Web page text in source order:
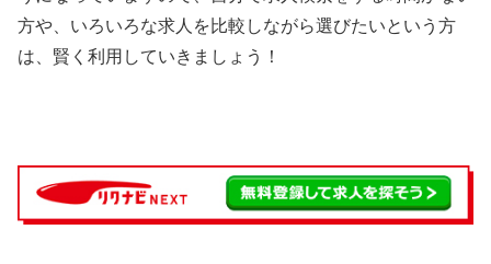
方や、いろいろな求人を比較しながら選びたいという方
は、賢く利用していきましょう！